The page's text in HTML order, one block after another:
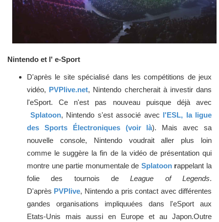
Nintendo et l' e-Sport
D'après le site spécialisé dans les compétitions de jeux
vidéo, PVPlive.net, Nintendo chercherait à investir dans
l'eSport. Ce n'est pas nouveau puisque déjà avec
Splatoon, Nintendo s'est associé avec l'ESL, la ligue
des Sports Électroniques (voir là). Mais avec sa
nouvelle console, Nintendo voudrait aller plus loin
comme le suggère la fin de la vidéo de présentation qui
montre une partie monumentale de Splatoonrappelant la
folie des tournois de League of Legends.
D'après PVPlive, Nintendo a pris contact avec différentes
gandes organisations impliquuées dans l'eSport aux
Etats-Unis mais aussi en Europe et au Japon.Outre